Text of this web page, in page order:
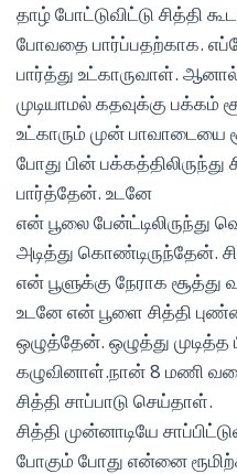
தாழ் போட்டுவிட்டு சித்தி
போவதை பார்ப்பதற்காக.
பார்த்து உட்காருவாள்.
முடியாமல் கதவுக்கு
உட்காரும் முன் பாவாடையை
போது பின்
பார்த்தேன். உடனே
என் பூலை பேன்ட்டிலிருந்து
அடித்து கொண்டிருந்தேன்.
என் பூளுக்கு நேராக சூத்து
உடனே என் பூளை சித்தி
ஒழுத்தேன். ஒழுத்து
கழுவினாள்.நான் 8 மணி
சித்தி சாப்பாடு செய்தாள்.
சித்தி முன்னாடியே
போகும் போது என்னை